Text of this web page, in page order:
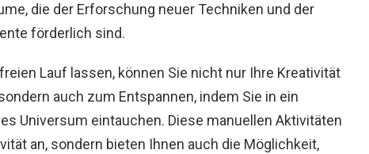
die der Erforschung neuer Techniken und der
förderlich sind.
Lauf lassen, können Sie nicht nur Ihre Kreativität
auch zum Entspannen, indem Sie in ein
Universum eintauchen. Diese manuellen Aktivitäten
an, sondern bieten Ihnen auch die Möglichkeit,